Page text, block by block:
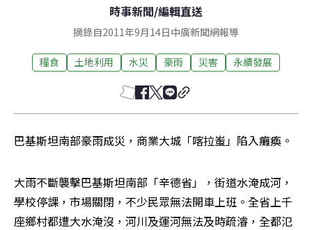
時事新聞/編輯直送
摘錄自2011年9月14日中廣新聞網報導
糧食 土地利用 水災 豪雨 災害 永續發展
巴基斯坦南部豪雨成災，商業大城「喀拉蚩」陷入癱瘓。
大雨不斷襲擊巴基斯坦南部「辛德省」，街道水淹成河，
學校停課，市場關閉，不少民眾無法開車上班。全省上千
座鄉村都遭大水淹沒，河川及運河無法及時疏濬，全都氾